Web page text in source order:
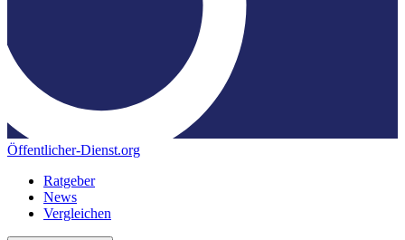
Öffentlicher-Dienst.org
Ratgeber
News
Vergleichen